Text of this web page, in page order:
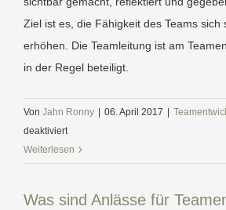
Ziel ist es, die Fähigkeit des Teams sich
erhöhen. Die Teamleitung ist am
in der Regel beteiligt.
Von Jahn Ronny 06. April 2017
deaktiviertfür
Was
Weiterlesen
Was sind Anlässe für